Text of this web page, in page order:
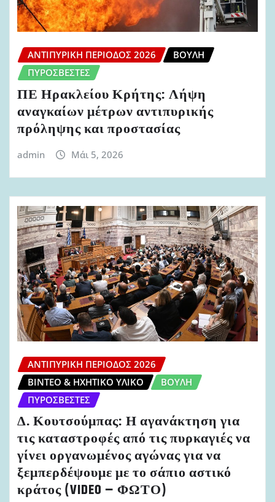
ΑΝΤΙΠΥΡΙΚΉ ΠΕΡΊΟΔΟΣ 2026
ΒΟΥΛΉ
ΠΥΡΟΣΒΈΣΤΕΣ
ΠΕ Ηρακλείου Κρήτης: Λήψη
αναγκαίων μέτρων αντιπυρικής
πρόληψης και προστασίας
admin Μάι 5, 2026
ΑΝΤΙΠΥΡΙΚΉ ΠΕΡΊΟΔΟΣ 2026
ΒΊΝΤΕΟ & ΗΧΗΤΙΚΌ ΥΛΙΚΌ
ΒΟΥΛΉ
ΠΥΡΟΣΒΈΣΤΕΣ
Δ. Κουτσούμπας: Η αγανάκτηση για
τις καταστροφές από τις πυρκαγιές να
γίνει οργανωμένος αγώνας για να
ξεμπερδέψουμε με το σάπιο αστικό
κράτος (VIDEO – ΦΩΤΟ)